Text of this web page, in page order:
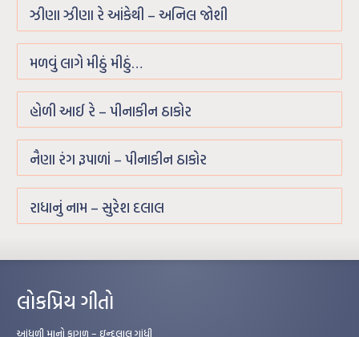
ઝીણા ઝીણા રે આંકેથી – અનિલ જોશી
મળવું લાગે મીઠું મીઠું…
હોળી આઈ રે – પીનાકીન ઠાકોર
નૈણા રંગ રૂપાળાં – પીનાકીન ઠાકોર
રાધાનું નામ – સુરેશ દલાલ
લોકપ્રિય ગીતો
આંધળી માનો કાગળ – ઇન્દુલાલ ગાંધી